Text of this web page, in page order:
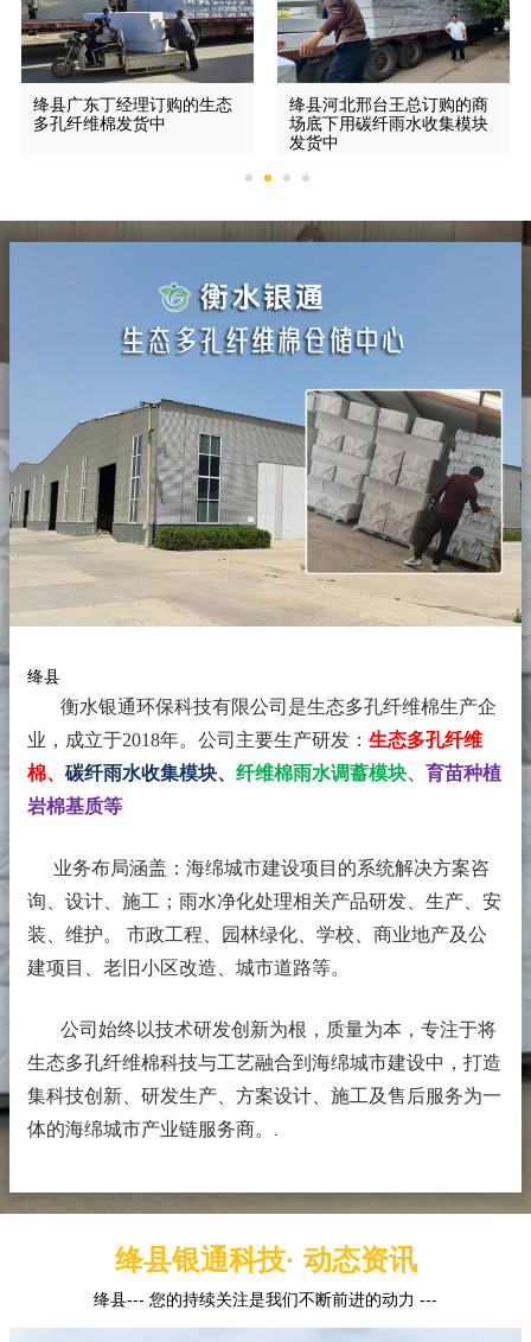
绛县广东丁经理订购的生态
多孔纤维棉发货中
绛县河北邢台王总订购的商
场底下用碳纤雨水收集模块
发货中
绛县
衡水银通环保科技有限公司是生态多孔纤维棉生产企
业，成立于2018年。 公司主要生产研发： 生态多孔纤维
棉、 碳纤雨水收集模块、 纤维棉雨水调蓄模块、 育苗种植
岩棉基质等
业务布局涵盖：海绵城市建设项目的系统解决方案咨
询、设计、施工；雨水净化处理相关产品研发、生产、安
装、维护。 市政工程、园林绿化、学校、商业地产及公
建项目、老旧小区改造、城市道路等。
公司始终以技术研发创新为根，质量为本，专注于将
生态多孔纤维棉科技与工艺融合到海绵城市建设中，打造
集科技创新、研发生产、方案设计、施工及售后服务为一
体的海绵城市产业链服务商。
绛县银通科技· 动态资讯
绛县--- 您的持续关注是我们不断前进的动力 ---